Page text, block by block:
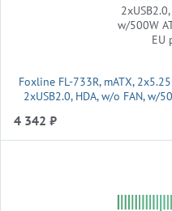
Foxline FL-733R, mATX,
2xUSB2.0, HDA, w/o FAN, w/
4 342 ₽